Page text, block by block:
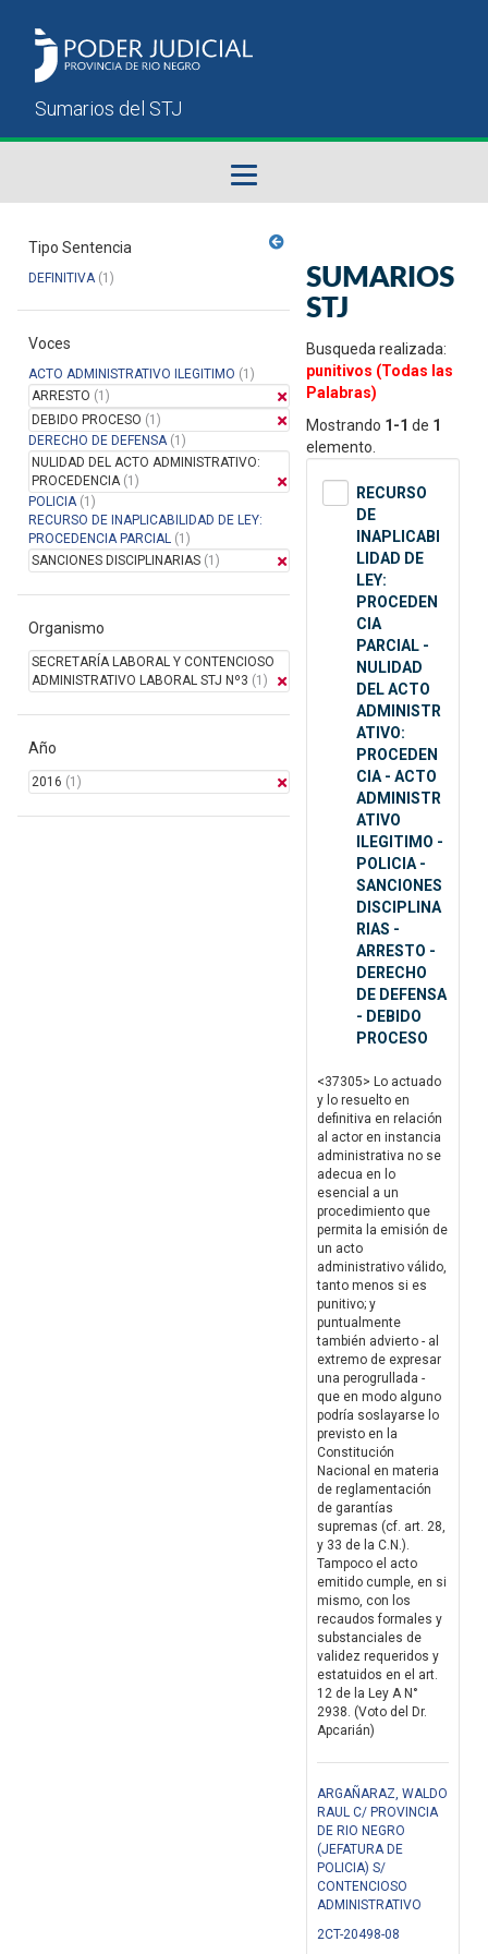
Sumarios del STJ
Manual del Usuario
Tipo Sentencia
DEFINITIVA(1)
Voces
ACTO ADMINISTRATIVO ILEGITIMO (1)
ARRESTO (1)
DEBIDO PROCESO (1)
DERECHO DE DEFENSA(1)
NULIDAD DEL ACTO ADMINISTRATIVO:
PROCEDENCIA(1)
POLICIA(1)
RECURSO DE INAPLICABILIDAD DE LEY:
PROCEDENCIA PARCIAL (1)
SANCIONES DISCIPLINARIAS (1)
Organismo
SECRETARÍA LABORAL Y CONTENCIOSO
ADMINISTRATIVO LABORAL STJ Nº3 (1)
Año
2016 (1)
SUMARIOS
STJ
Busqueda realizada:
punitivos (Todas las
Palabras)
Mostrando 1-1 de 1
elemento.
RECURSO
DE
INAPLICABI
LIDAD DE
LEY:
PROCEDEN
CIA
PARCIAL -
NULIDAD
DEL ACTO
ADMINISTR
ATIVO:
PROCEDEN
CIA - ACTO
ADMINISTR
ATIVO
ILEGITIMO -
POLICIA -
SANCIONES
DISCIPLINA
RIAS -
ARRESTO -
DERECHO
DE DEFENSA
- DEBIDO
PROCESO
<37305> Lo actuado
y lo resuelto en
definitiva en relación
al actor en instancia
administrativa no se
adecua en lo
esencial a un
procedimiento que
permita la emisión de
un acto
administrativo válido,
tanto menos si es
punitivo; y
puntualmente
también advierto - al
extremo de expresar
una perogrullada -
que en modo alguno
podría soslayarse lo
previsto en la
Constitución
Nacional en materia
de reglamentación
de garantías
supremas (cf. art. 28,
y 33 de la C.N.).
Tampoco el acto
emitido cumple, en si
mismo, con los
recaudos formales y
substanciales de
validez requeridos y
estatuidos en el art.
12 de la Ley A N°
2938. (Voto del Dr.
Apcarián)
ARGAÑARAZ, WALDO
RAUL C/ PROVINCIA
DE RIO NEGRO
(JEFATURA DE
POLICIA) S/
CONTENCIOSO
ADMINISTRATIVO
2CT-20498-08